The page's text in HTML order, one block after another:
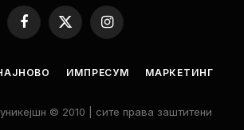
Facebook
X
(Twitter)
Instagram
ИМПРЕСУМ МАРКЕТИНГ
© 2010 | сите права заштитени